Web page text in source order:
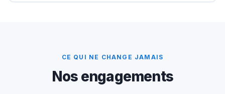
CE QUI NE CHANGE JAMAIS
Nos engagements